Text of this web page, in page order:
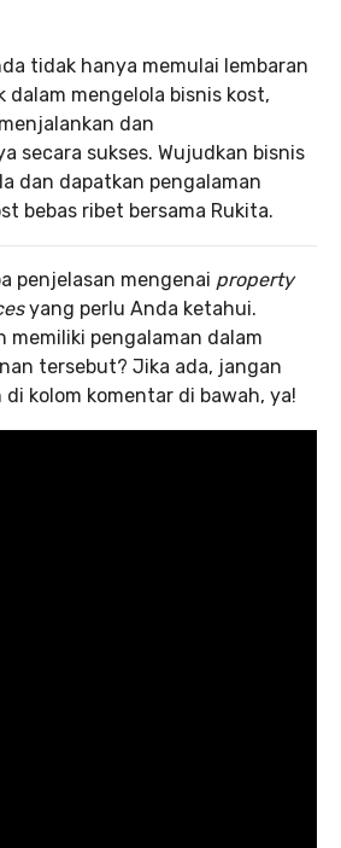
tidak hanya memulai lembaran
dalam mengelola bisnis kost,
dan
secara sukses. Wujudkan bisnis
dan dapatkan pengalaman
bebas ribet bersama Rukita.
penjelasan mengenai property
yang perlu Anda ketahui.
memiliki pengalaman dalam
tersebut? Jika ada, jangan
kolom komentar di bawah, ya!